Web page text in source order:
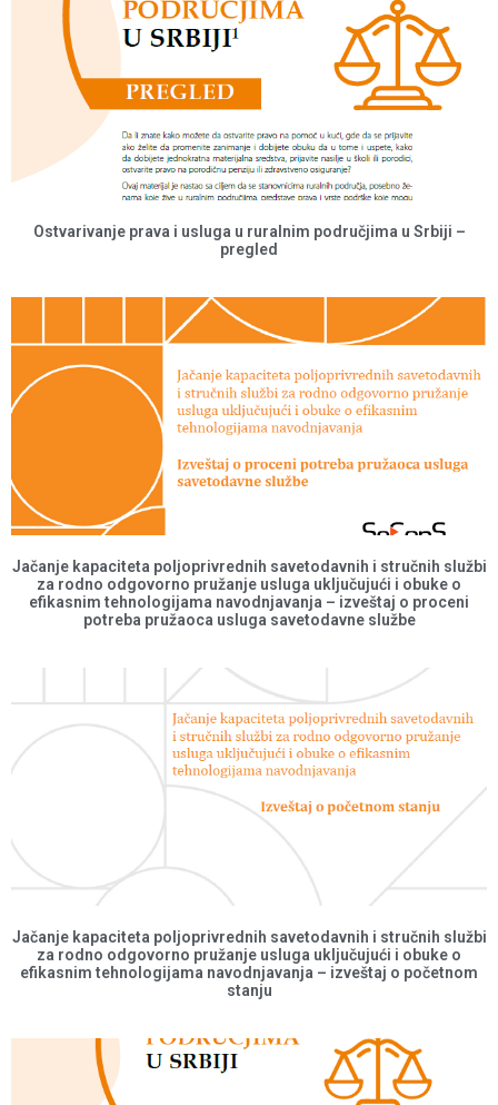
Ostvarivanje prava i usluga u ruralnim područjima u Srbiji –
pregled
Jačanje kapaciteta poljoprivrednih savetodavnih i stručnih službi
za rodno odgovorno pružanje usluga uključujući i obuke o
efikasnim tehnologijama navodnjavanja – izveštaj o proceni
potreba pružaoca usluga savetodavne službe
Jačanje kapaciteta poljoprivrednih savetodavnih i stručnih službi
za rodno odgovorno pružanje usluga uključujući i obuke o
efikasnim tehnologijama navodnjavanja – izveštaj o početnom
stanju